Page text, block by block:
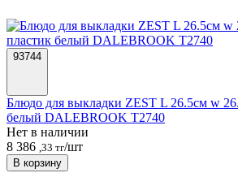
93744
Блюдо для выкладки ZEST L 26.5см w
белый DALEBROOK T2740
Нет в наличии
8 386 ,33 тг/шт
В корзину